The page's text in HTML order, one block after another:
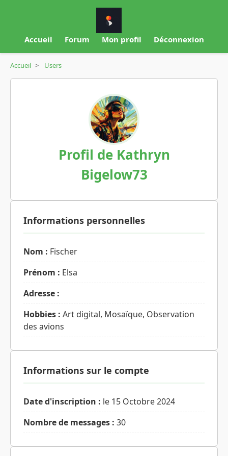
Accueil Forum Mon profil Déconnexion
Accueil > Users
Profil de Kathryn
Bigelow73
Informations personnelles
Nom : Fischer
Prénom : Elsa
Adresse :
Hobbies : Art digital, Mosaïque, Observation
des avions
Informations sur le compte
Date d'inscription : le 15 Octobre 2024
Nombre de messages : 30